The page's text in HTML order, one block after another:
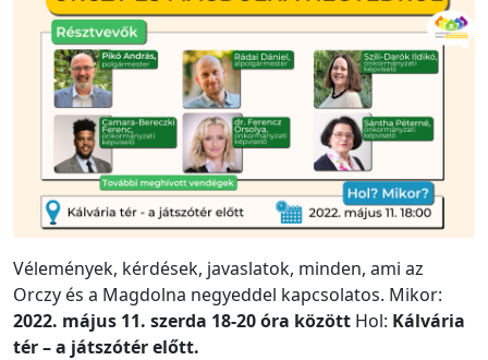
Vélemények, kérdések, javaslatok, minden, ami az
Orczy és a Magdolna negyeddel kapcsolatos. Mikor:
2022. május 11. szerda 18-20 óra között Hol: Kálvária
tér – a játszótér előtt.